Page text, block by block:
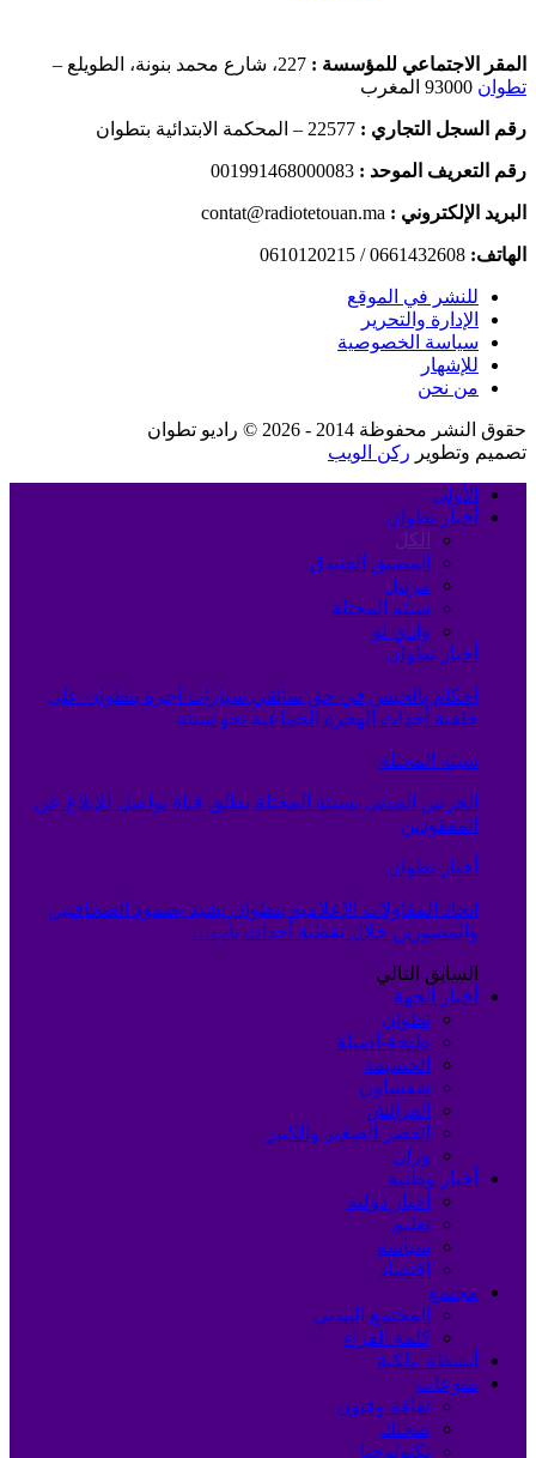
المقر الاجتماعي للمؤسسة : 227، شارع محمد بنونة، الطويلع –
تطوان
رقم السجل التجاري : 22577 – المحكمة الابتدائية بتطوان
رقم التعريف الموحد : 001991468000083
البريد الإلكتروني : contat@radiotetouan.ma
الهاتف: 0661432608 / 0610120215
للنشر في الموقع
الإدارة والتحرير
سياسة الخصوصية
للإشهار
من نحن
حقوق النشر محفوظة 2014 - 2026 © راديو تطوان
تصميم وتطوير ركن الويب
الأولى
أخبار تطوان
الكل
المضيق الفنيدق
مرتيل
سبته المحتلة
وادي لو
أخبار تطوان
أحكام بالحبس في حق سائقي سيارات أجرة بتطوان على
خلفية أحداث الهجرة الجماعية نحو سبتة
سبته المحتلة
الحرس المدني بسبتة المحتلة يطلق قناة تواصل للإبلاغ عن
المفقودين
أخبار تطوان
اتحاد المقاولات الإعلامية بتطوان يشيد بصمود الصحافيين
والمصورين خلال تغطية أحداث باب…
السابق التالي
أخبار الجهة
تطوان
طنجة-أصيلة
الحسيمة
شفشاون
العرائش
القصر الصغير والكبير
وزان
أخبار وطنية
أخبار دولية
تعليم
سياسة
اقتصاد
مجتمع
المجتمع المدني
كلمة القراء
أنشطة ملكية
منوعات
ثقافة وفنون
صحتك
تكنولوجيا